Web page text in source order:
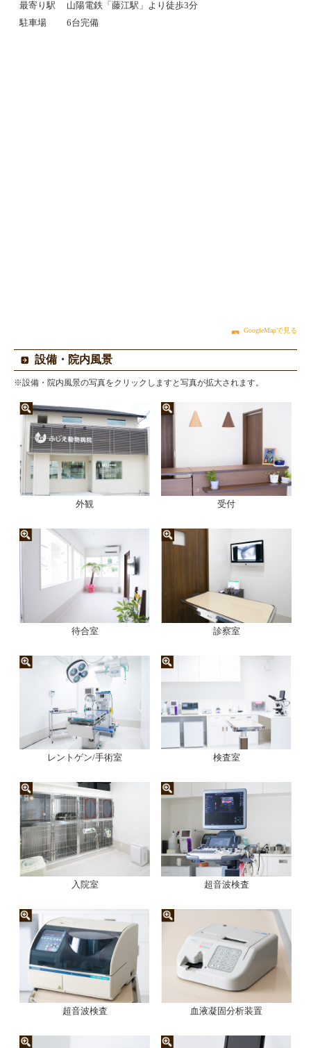
最寄り駅
山陽電鉄「藤江駅」より徒歩3分
駐車場
6台完備
GoogleMapで見る
設備・院内風景
※設備・院内風景の写真をクリックしますと写真が拡大されます。
外観 受付
待合室 診察室
レントゲン/手術室 検査室
入院室 超音波検査
超音波検査 血液凝固分析装置